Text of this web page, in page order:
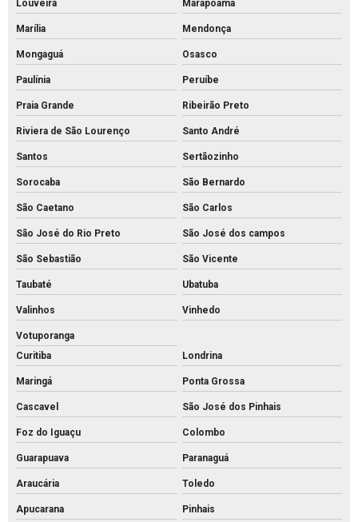
Piso intertravado 16 faces 8 cm
Piso intertravado 16 faces
Piso intertravado bloquete
Piso intertravado de concreto para calçadas
Piso intertravado de concreto preço m2
Piso intertravado de concreto preço
Piso intertravado de concreto retangular
Piso intertravado preço m2 rs
Piso intertravado preço metro quadrado
Piso intertravado preço
Piso pavs
Piso pvs concreto
Piso tátil de concreto 25x25
Piso tátil concreto preço m2
Piso tátil de concreto preço
Piso tátil concreto venda
Piso tátil de concreto
Louveira Marapoama
Marília Mendonça
Mongaguá Osasco
Paulínia Peruíbe
Praia Grande Ribeirão Preto
Riviera de São Lourenço Santo André
Santos Sertãozinho
Sorocaba São Bernardo
São Caetano São Carlos
São José do Rio Preto São José dos campos
São Sebastião São Vicente
Taubaté Ubatuba
Valinhos Vinhedo
Votuporanga
Curitiba
Londrina
Maringá Ponta Grossa
Cascavel São José dos Pinhais
Foz do Iguaçu Colombo
Guarapuava Paranaguá
Araucária Toledo
Apucarana Pinhais